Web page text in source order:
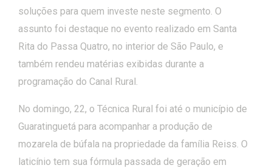
soluções para quem investe neste segmento. O
assunto foi destaque no evento realizado em Santa
Rita do Passa Quatro, no interior de São Paulo, e
também rendeu matérias exibidas durante a
programação do Canal Rural.
No domingo, 22, o Técnica Rural foi até o município de
Guaratinguetá para acompanhar a produção de
mozarela de búfala na propriedade da família Reiss. O
laticínio tem sua fórmula passada de geração em